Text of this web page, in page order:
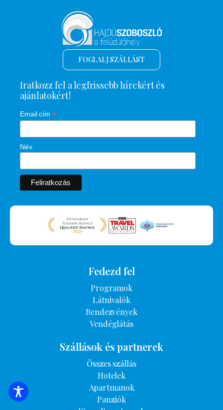
SZÁLLÁSOK KERESÉSE
FOGLALJ SZÁLLÁST
Iratkozz fel a legfrissebb hírekért és
ajánlatokért!
Email cím *
Név
Fedezd fel
Programok
Látnivalók
Rendezvények
Vendéglátás
Szállások és partnerek
Összes szállás
Hotelek
Apartmanok
Panziók